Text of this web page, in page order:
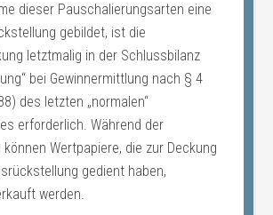
dieser Pauschalierungsarten eine
gebildet, ist die
letztmalig in der Schlussbilanz
bei Gewinnermittlung nach § 4
des letzten „normalen“
erforderlich. Während der
Wertpapiere, die zur Deckung
gedient haben,
werden.